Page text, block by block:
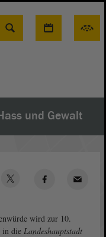
Suche
und Gewalt
wird zur 10.
in die Landeshauptstadt